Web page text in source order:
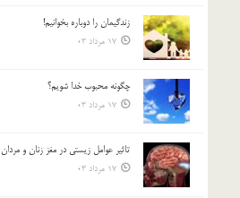
زندگيمان را دوباره بخوانيم!
17 مرداد 03
چگونه محبوب خدا شويم؟
17 مرداد 03
تاثیر عوامل زيستي در مغز زنان و مردان
17 مرداد 03